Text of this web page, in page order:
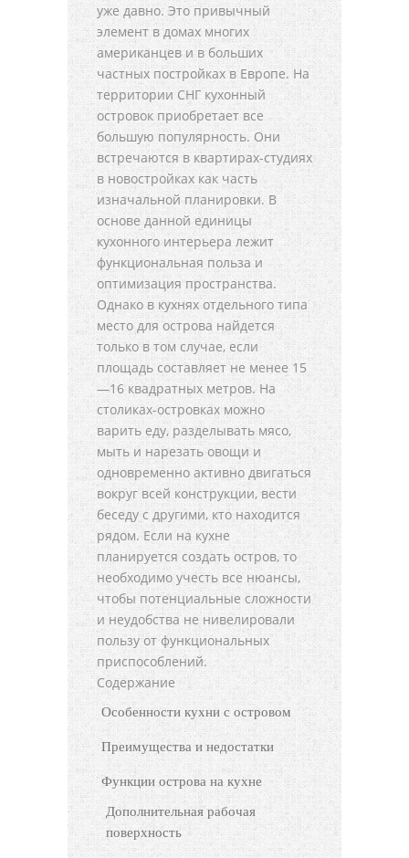
уже давно. Это привычный
элемент в домах многих
американцев и в больших
частных постройках в Европе. На
территории СНГ кухонный
островок приобретает все
большую популярность. Они
встречаются в квартирах-студиях
в новостройках как часть
изначальной планировки. В
основе данной единицы
кухонного интерьера лежит
функциональная польза и
оптимизация пространства.
Однако в кухнях отдельного типа
место для острова найдется
только в том случае, если
площадь составляет не менее 15
—16 квадратных метров. На
столиках-островках можно
варить еду, разделывать мясо,
мыть и нарезать овощи и
одновременно активно двигаться
вокруг всей конструкции, вести
беседу с другими, кто находится
рядом. Если на кухне
планируется создать остров, то
необходимо учесть все нюансы,
чтобы потенциальные сложности
и неудобства не нивелировали
пользу от функциональных
приспособлений.
Содержание
Особенности кухни с островом
Преимущества и недостатки
Функции острова на кухне
Дополнительная рабочая
поверхность